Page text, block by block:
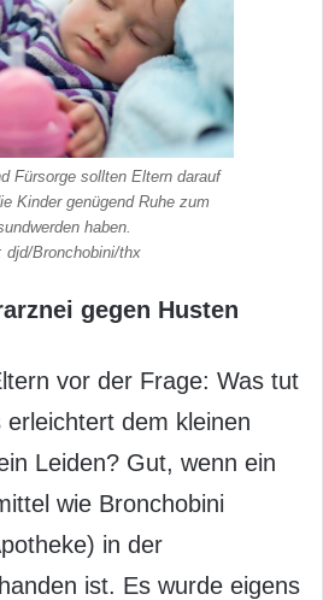
Fürsorge sollten Eltern darauf
Kinder genügend Ruhe zum
haben.
djd/Bronchobini/thx
gegen Husten
vor der Frage: Was tut
dem kleinen
Leiden? Gut, wenn ein
wie Bronchobini
in der
ist. Es wurde eigens